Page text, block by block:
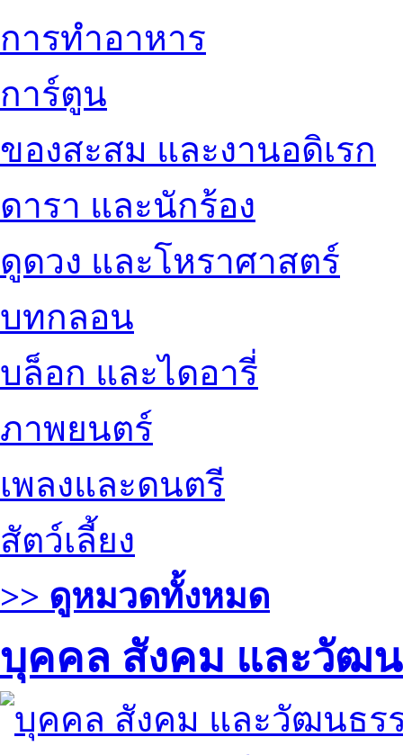
การทำอาหาร
การ์ตูน
ของสะสม และงานอดิเรก
ดารา และนักร้อง
ดูดวง และโหราศาสตร์
บทกลอน
บล็อก และไดอารี่
ภาพยนตร์
เพลงและดนตรี
สัตว์เลี้ยง
>> ดูหมวดทั้งหมด
บุคคล สังคม และวัฒ